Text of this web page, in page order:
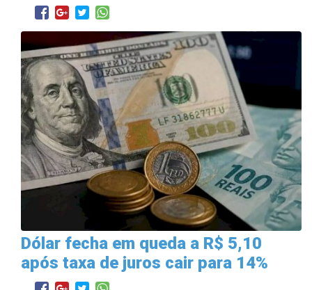
Dólar fecha em queda a R$ 5,10
após taxa de juros cair para 14%